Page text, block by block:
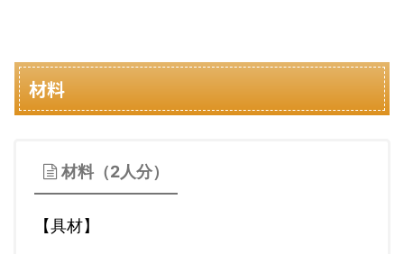
材料
材料（2人分）
【具材】